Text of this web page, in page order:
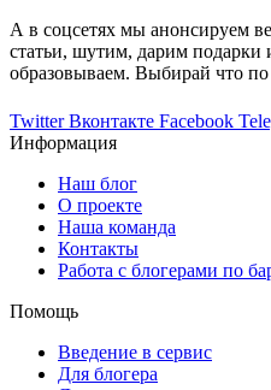
А в соцсетях мы анонсируем
статьи, шутим, дарим подарки
образовываем. Выбирай что
TwitterВконтакте Facebook
Информация
Наш блог
О проекте
Наша команда
Контакты
Работа с блогерами по
Помощь
Введение в сервис
Для блогера